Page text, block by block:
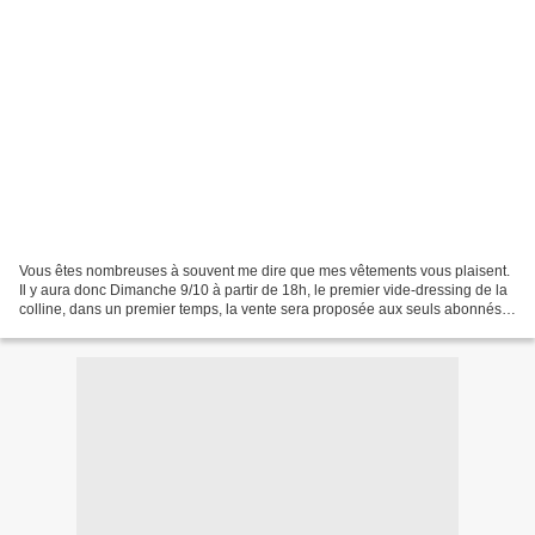
Vous êtes nombreuses à souvent me dire que mes vêtements vous plaisent.
Il y aura donc Dimanche 9/10 à partir de 18h, le premier vide-dressing de la
colline, dans un premier temps, la vente sera proposée aux seuls abonnés